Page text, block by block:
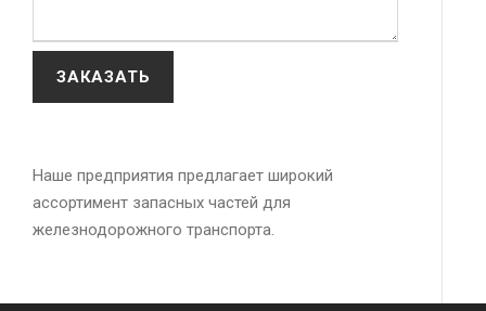
Наше предприятия предлагает широкий
ассортимент запасных частей для
железнодорожного транспорта.